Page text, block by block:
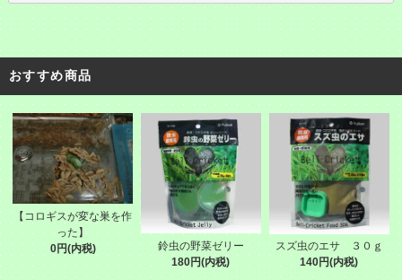
おすすめ商品
【コロギスが変な巣を作
った】
0円(内税)
鈴虫の野菜ゼリー
180円(内税)
スズ虫のエサ ３０ｇ
140円(内税)